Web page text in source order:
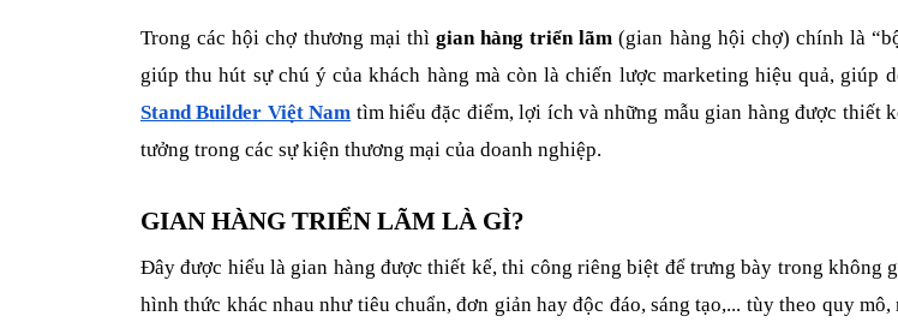
Trong các hội chợ thương mại thì gian hàng triển lãm (gian hàng hội chợ) chính là
giúp thu hút sự chú ý của khách hàng mà còn là chiến lược marketing hiệu quả, giúp
Stand Builder Việt Nam tìm hiểu đặc điểm, lợi ích và những mẫu gian hàng được thiết
tưởng trong các sự kiện thương mại của doanh nghiệp.
GIAN HÀNG TRIỂN LÃM LÀ GÌ?
Đây được hiểu là gian hàng được thiết kế, thi công riêng biệt để trưng bày trong không
hình thức khác nhau như tiêu chuẩn, đơn giản hay độc đáo, sáng tạo,... tùy theo quy